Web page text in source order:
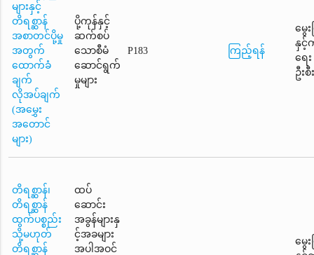
များနှင့်
တိရစ္ဆာန်
အစာတင်ပို့မှု
အတွက်
ထောက်ခံ
ချက်
လိုအပ်ချက်
(အမွှေး
အတောင်
များ)
ပို့ကုန်နှင့်
ဆက်စပ်
သောစီမံ
ဆောင်ရွက်
မှုများ
P183 ကြည့်ရန်
မွေး
နှ
ရေး
ဦးစီ
တိရစ္ဆာန်၊
တိရစ္ဆာန်
ထွက်ပစ္စည်း
သို့မဟုတ်
တိရစ္ဆာန်
ထပ်
ဆောင်း
အခွန်များနှ
င့်အခများ
အပါအဝင်
မွေး